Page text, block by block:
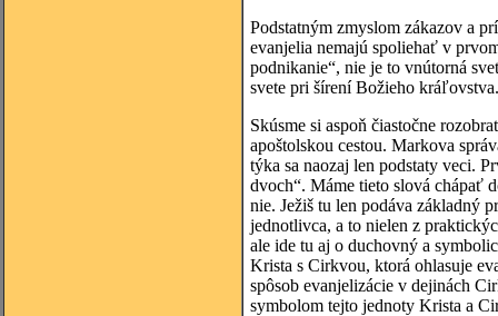
Podstatným zmyslom zákazov a
evanjelia nemajú spoliehať v
podnikanie“, nie je to vnútorná
svete pri šírení Božieho kráľovstva.
Skúsme si aspoň čiastočne
apoštolskou cestou. Markova
týka sa naozaj len podstaty veci.
dvoch“. Máme tieto slová chápať
nie. Ježiš tu len podáva základný
jednotlivca, a to nielen z
ale ide tu aj o duchovný a
Krista s Cirkvou, ktorá ohlasuje
spôsob evanjelizácie v dejinách
symbolom tejto jednoty Krista a